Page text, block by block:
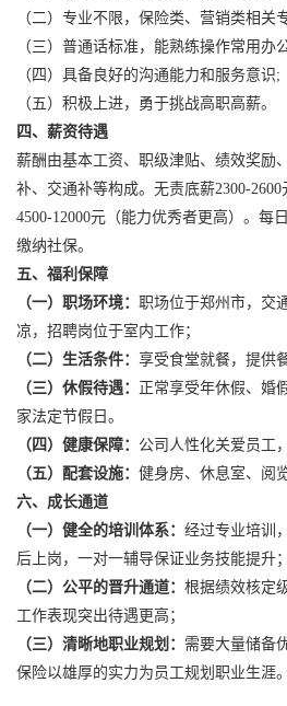
（二）专业不限，保险类、营销类相关
（三）普通话标准，能熟练操作常用办
（四）具备良好的沟通能力和服务意识;
（五）积极上进，勇于挑战高职高薪。
四、薪资待遇
薪酬由基本工资、职级津贴、绩效奖励
补、交通补等构成。无责底薪2300-
4500-12000元（能力优秀者更高）。每
缴纳社保。
五、福利保障
（一）职场环境： 职场位于郑州市，交
凉，招聘岗位于室内工作；
（二）生活条件： 享受食堂就餐，提供
（三）休假待遇：
正常享受年休假、婚
家法定节假日。
（四）健康保障： 公司人性化关爱员工
（五）配套设施： 健身房、休息室、阅
六、成长通道
（一）健全的培训体系： 经过专业培训
后上岗，一对一辅导保证业务技能提升；
（二）公平的晋升通道： 根据绩效核定
工作表现突出待遇更高；
（三）清晰地职业规划： 需要大量储备
保险以雄厚的实力为员工规划职业生涯。